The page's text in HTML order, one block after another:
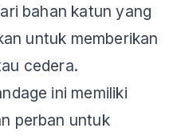
bahan katun yang
untuk memberikan
cedera.
ini memiliki
perban untuk